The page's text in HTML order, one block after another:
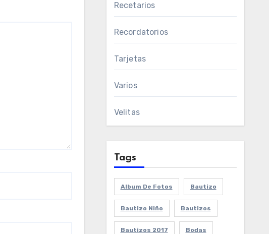
Recetarios
Recordatorios
Tarjetas
Varios
Velitas
Tags
Album De Fotos Bautizo
Bautizo Niño Bautizos
Bautizos 2017 Bodas